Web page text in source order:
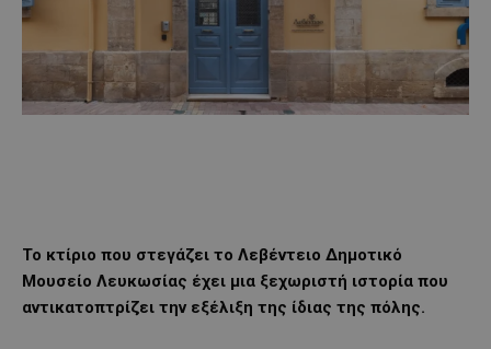
Το κτίριο που στεγάζει το Λεβέντειο Δημοτικό
Μουσείο Λευκωσίας έχει μια ξεχωριστή ιστορία που
αντικατοπτρίζει την εξέλιξη της ίδιας της πόλης.